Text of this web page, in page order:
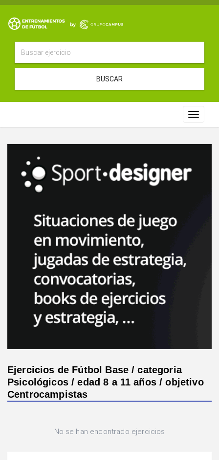
BUSCAR
Toggle
Ejercicios de Fútbol Base / categoria
Psicológicos / edad 8 a 11 años / objetivo
Centrocampistas
No se han encontrado ejercicios